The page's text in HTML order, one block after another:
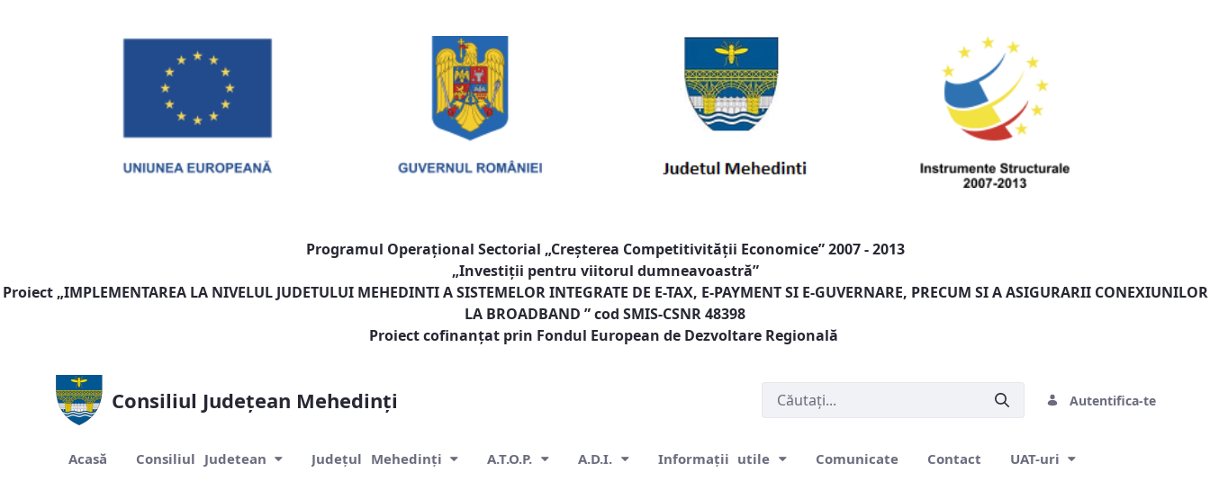
Programul Operaţional Sectorial „Creşterea Competitivităţii Economice” 2007 - 2013
„Investiţii pentru viitorul dumneavoastră”
Proiect „IMPLEMENTAREA LA NIVELUL JUDETULUI MEHEDINTI A SISTEMELOR INTEGRATE DE E-TAX, E-PAYMENT SI E-GUVERNARE, PRECUM SI A ASIGURARII CONEXIUNILOR
LA BROADBAND ” cod SMIS-CSNR 48398
Proiect cofinanţat prin Fondul European de Dezvoltare Regională
Consiliul Județean Mehedinți Autentifica-te
Acasă Consiliul Judetean Județul Mehedinți A.T.O.P. A.D.I. Informații utile Comunicate Contact UAT-uri